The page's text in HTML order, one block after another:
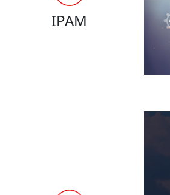
IPAM